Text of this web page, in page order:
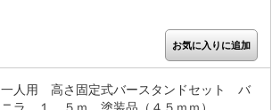
一人用 高さ固定式バースタンドセット バ
ニラ １．５ｍ 塗装品（４５ｍｍ）